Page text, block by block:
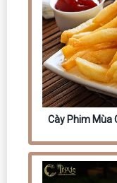
Cày Phim Mùa